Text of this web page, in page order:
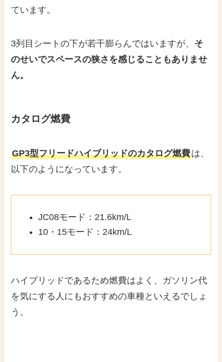
ています。
3列目シートの下が若干膨らんではいますが、 そ
のせいでスペースの狭さを感じることもありませ
ん。
カタログ燃費
GP3型フリードハイブリッドのカタログ燃費は、
以下のようになっています。
JC08モード：21.6km/L
10・15モード：24km/L
ハイブリッドであるため燃費はよく、ガソリン代
を気にする人にもおすすめの車種といえるでしょ
う。